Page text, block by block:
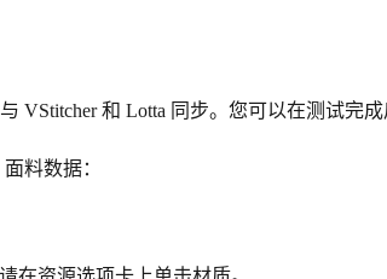
VStitcher 和 Lotta 同步。您可以在测试完
料数据：